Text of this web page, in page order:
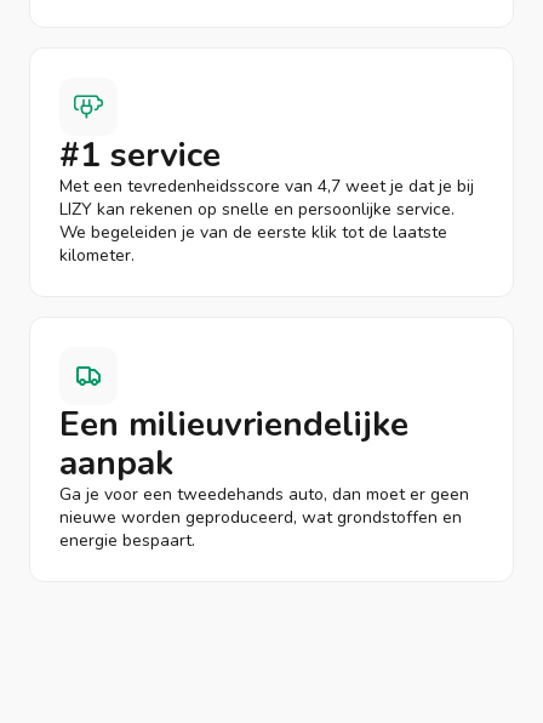
#1 service
Met een tevredenheidsscore van 4,7 weet je dat je bij
LIZY kan rekenen op snelle en persoonlijke service.
We begeleiden je van de eerste klik tot de laatste
kilometer.
Een milieuvriendelijke
aanpak
Ga je voor een tweedehands auto, dan moet er geen
nieuwe worden geproduceerd, wat grondstoffen en
energie bespaart.